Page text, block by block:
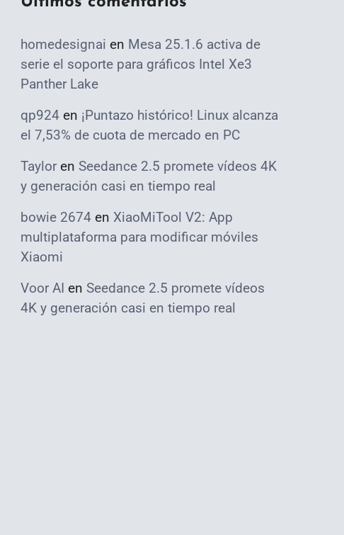
homedesignai en Mesa 25.1.6 activa de
serie el soporte para gráficos Intel Xe3
Panther Lake
qp924 en ¡Puntazo histórico! Linux alcanza
el 7,53% de cuota de mercado en PC
Taylor en Seedance 2.5 promete vídeos 4K
y generación casi en tiempo real
bowie 2674 en XiaoMiTool V2: App
multiplataforma para modificar móviles
Xiaomi
Voor AI en Seedance 2.5 promete vídeos
4K y generación casi en tiempo real